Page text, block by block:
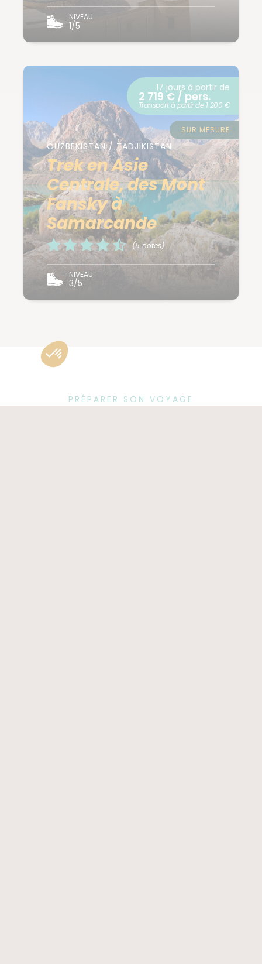
NIVEAU
1/5
OUZBEKISTAN / TADJIKISTAN
Trek en Asie
Centrale, des Mont
Fansky à
Samarcande
(5 notes)
NIVEAU
3/5
17 jours à partir de
2 719 € / pers.
Transport à partir de 1 200 €
SUR MESURE
PRÉPARER SON VOYAGE